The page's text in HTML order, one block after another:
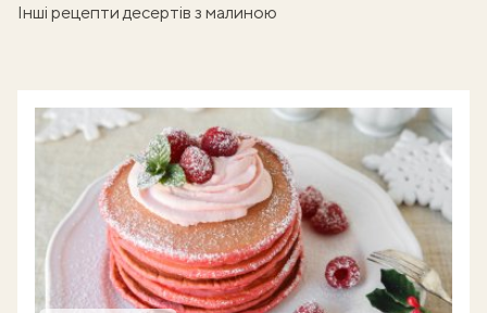
Інші рецепти десертів з малиною